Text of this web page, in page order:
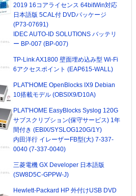
2019 16コアライセンス 64bitWin対応
日本語版 5CAL付 DVDパッケージ
(P73-07691)
IDEC AUTO-ID SOLUTIONS バッテリ
ー BP-007 (BP-007)
TP-Link AX1800 壁面埋め込み型 Wi-Fi
6アクセスポイント (EAP615-WALL)
PLAT'HOME OpenBlocks IX9 Debian
10搭載モデル (OBSIX9/D10A)
PLAT'HOME EasyBlocks Syslog 120G
サブスクリプション(保守サービス) 1年
間付き (EBIX/SYSLOG120G/1Y)
内田洋行 イレーザーFB型(大) 7-337-
0040 (7-337-0040)
三菱電機 GX Developer 日本語版
(SW8D5C-GPPW-J)
Hewlett-Packard HP 外付けUSB DVD